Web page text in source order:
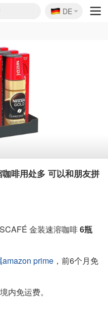
大促
85折
更新
9折
🇩🇪
DE
啡用处多 可以和朋友拼
金装速溶咖啡6瓶
prime ，前6个月免
内免运费。